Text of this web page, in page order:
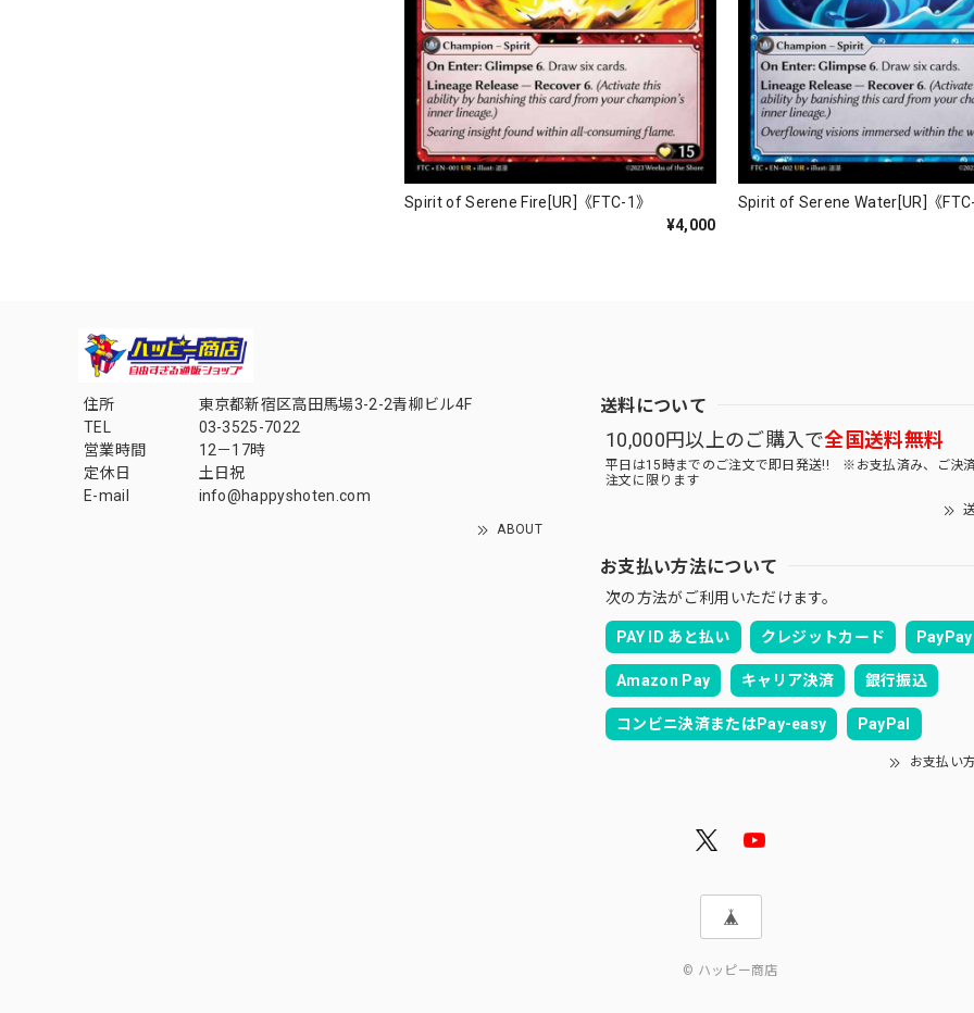
Spirit of Serene Fire[UR]《FTC-1》
¥4,000
Spirit of Serene Water[UR]《
住所
東京都新宿区高田馬場3-2-2青柳ビル4F
TEL
03-3525-7022
営業時間
12－17時
定休日
土日祝
E-mail
info@happyshoten.com
ABOUT
送料について
10,000円以上のご購入で全国送料無料
平日は15時までのご注文で即日発送!! ※お支払済み、ご決
注文に限ります
お支払い方法について
次の方法がご利用いただけます。
PAY ID あと払い クレジットカード PayPay
Amazon Pay キャリア決済 銀行振込
コンビニ決済またはPay-easy PayPal
お支払い
© ハッピー商店